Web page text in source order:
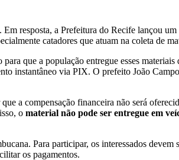
resposta, a Prefeitura do Recife lançou
catadores que atuam na coleta de
que a população entregue esses materiais
instantâneo via PIX. O prefeito João
a compensação financeira não será
o material não pode ser entregue em
Para participar, os interessados devem
os pagamentos.